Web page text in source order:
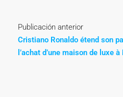
Publicación anterior
Cristiano Ronaldo étend son
l’achat d’une maison de luxe